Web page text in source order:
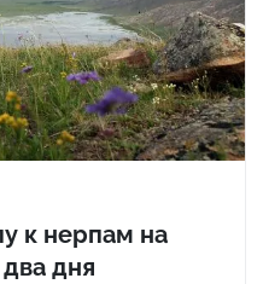
к нерпам на
дня